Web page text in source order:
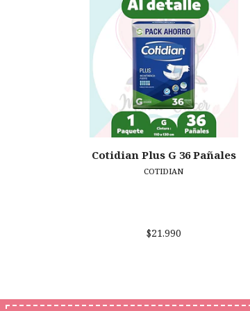
Cotidian Plus G 36 Pañales
COTIDIAN
$21.990